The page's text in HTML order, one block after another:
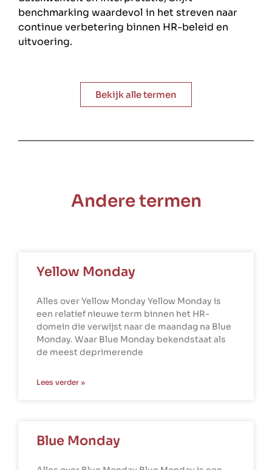
benchmarking waardevol in het streven naar
continue verbetering binnen HR-beleid en
uitvoering.
Bekijk alle termen
Andere termen
Yellow Monday
Alles over Yellow Monday Yellow Monday is
een relatief nieuwe term binnen het HR-
domein die verwijst naar de maandag na Blue
Monday. Waar Blue Monday bekendstaat als
de meest deprimerende
Lees verder »
Blue Monday